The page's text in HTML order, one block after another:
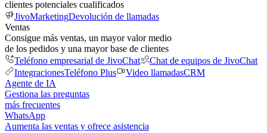
clientes potenciales cualificados
JivoMarketingDevolución de llamadas
Ventas
Consigue más ventas, un mayor valor medio
de los pedidos y una mayor base de clientes
Teléfono empresarial de JivoChat
Chat de equipos de JivoChat
IntegracionesTeléfono Plus Video llamadasCRM
Agente de IA
Gestiona las preguntas
más frecuentes
WhatsApp
Aumenta las ventas y ofrece asistencia